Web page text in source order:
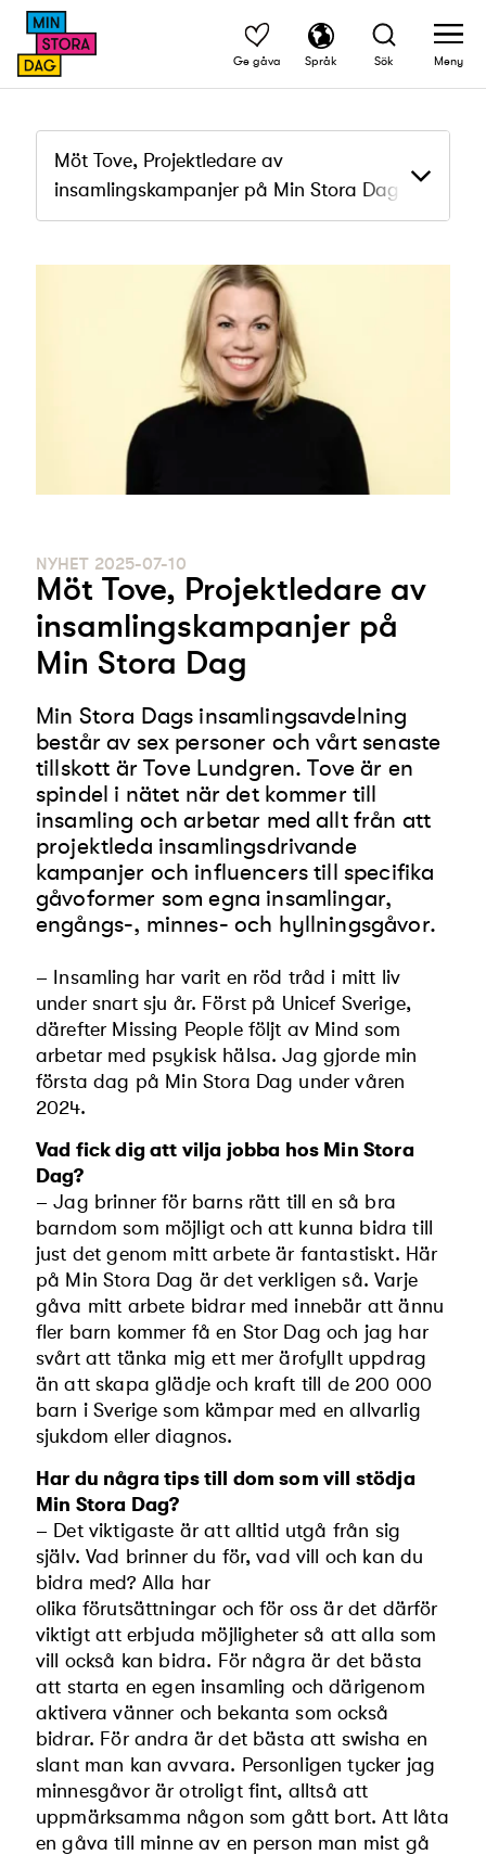
Ge gåva Språk Sök Meny
Möt Tove, Projektledare av
insamlingskampanjer på Min Stora Dag
NYHET 2025-07-10
Möt Tove, Projektledare av
insamlingskampanjer på
Min Stora Dag
Min Stora Dags insamlingsavdelning
består av sex personer och vårt senaste
tillskott är Tove Lundgren. Tove är en
spindel i nätet när det kommer till
insamling och arbetar med allt från att
projektleda insamlingsdrivande
kampanjer och influencers till specifika
gåvoformer som egna insamlingar,
engångs-, minnes- och hyllningsgåvor.
– Insamling har varit en röd tråd i mitt liv
under snart sju år. Först på Unicef Sverige,
därefter Missing People följt av Mind som
arbetar med psykisk hälsa. Jag gjorde min
första dag på Min Stora Dag under våren
2024.
Vad fick dig att vilja jobba hos Min Stora
Dag?
– Jag brinner för barns rätt till en så bra
barndom som möjligt och att kunna bidra till
just det genom mitt arbete är fantastiskt. Här
på Min Stora Dag är det verkligen så. Varje
gåva mitt arbete bidrar med innebär att ännu
fler barn kommer få en Stor Dag och jag har
svårt att tänka mig ett mer ärofyllt uppdrag
än att skapa glädje och kraft till de 200 000
barn i Sverige som kämpar med en allvarlig
sjukdom eller diagnos.
Har du några tips till dom som vill stödja
Min Stora Dag?
– Det viktigaste är att alltid utgå från sig
själv. Vad brinner du för, vad vill och kan du
bidra med? Alla har
olika förutsättningar och för oss är det därför
viktigt att erbjuda möjligheter så att alla som
vill också kan bidra. För några är det bästa
att starta en egen insamling och därigenom
aktivera vänner och bekanta som också
bidrar. För andra är det bästa att swisha en
slant man kan avvara. Personligen tycker jag
minnesgåvor är otroligt fint, alltså att
uppmärksamma någon som gått bort. Att låta
en gåva till minne av en person man mist gå